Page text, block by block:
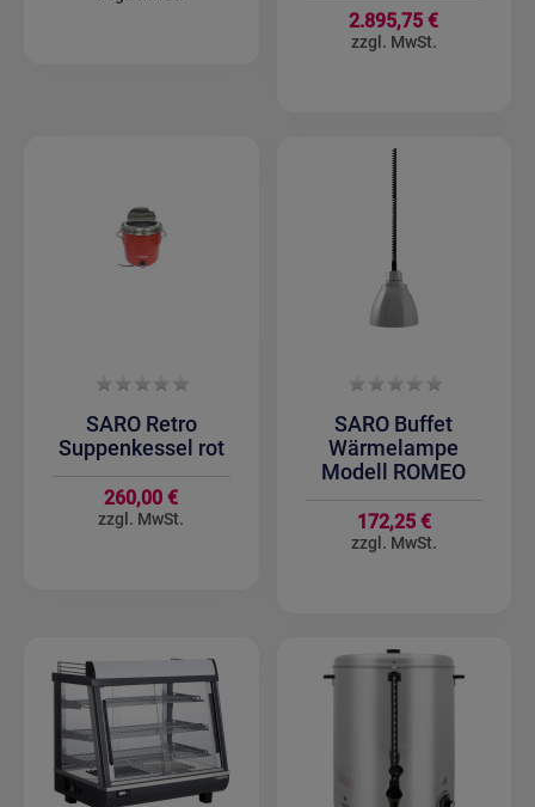
2.895,75 €
SARO Retro
Suppenkessel rot
260,00 €
SARO Buffet
Wärmelampe
Modell ROMEO
172,25 €